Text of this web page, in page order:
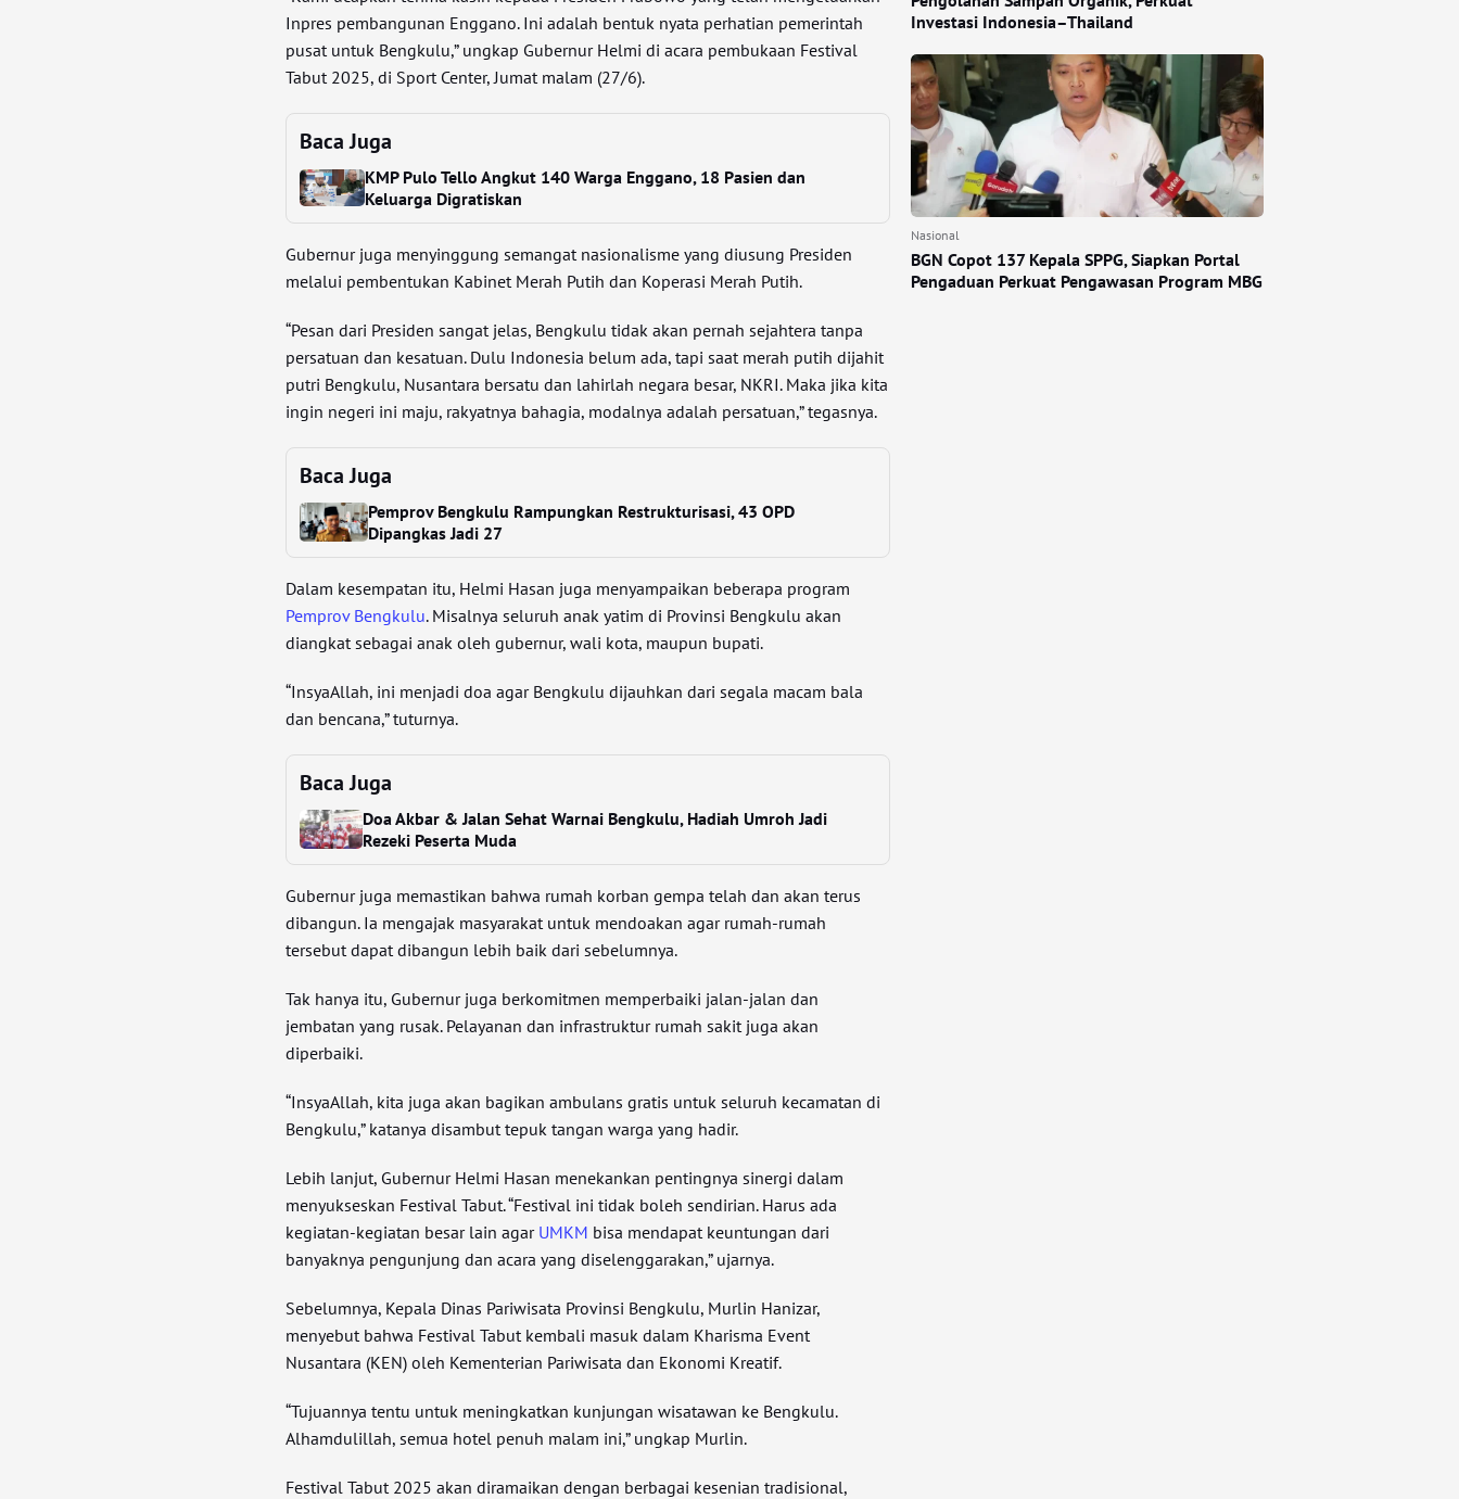
Inpres pembangunan Enggano. Ini adalah bentuk nyata perhatian pemerintah
pusat untuk Bengkulu,” ungkap Gubernur Helmi di acara pembukaan Festival
Tabut 2025, di Sport Center, Jumat malam (27/6).
Baca Juga
KMP Pulo Tello Angkut 140 Warga Enggano, 18 Pasien dan
Keluarga Digratiskan
Gubernur juga menyinggung semangat nasionalisme yang diusung Presiden
melalui pembentukan Kabinet Merah Putih dan Koperasi Merah Putih.
“Pesan dari Presiden sangat jelas, Bengkulu tidak akan pernah sejahtera tanpa
persatuan dan kesatuan. Dulu Indonesia belum ada, tapi saat merah putih dijahit
putri Bengkulu, Nusantara bersatu dan lahirlah negara besar, NKRI. Maka jika kita
ingin negeri ini maju, rakyatnya bahagia, modalnya adalah persatuan,” tegasnya.
Baca Juga
Pemprov Bengkulu Rampungkan Restrukturisasi, 43 OPD
Dipangkas Jadi 27
Dalam kesempatan itu, Helmi Hasan juga menyampaikan beberapa program
Pemprov Bengkulu. Misalnya seluruh anak yatim di Provinsi Bengkulu akan
diangkat sebagai anak oleh gubernur, wali kota, maupun bupati.
“InsyaAllah, ini menjadi doa agar Bengkulu dijauhkan dari segala macam bala
dan bencana,” tuturnya.
Baca Juga
Doa Akbar & Jalan Sehat Warnai Bengkulu, Hadiah Umroh Jadi
Rezeki Peserta Muda
Gubernur juga memastikan bahwa rumah korban gempa telah dan akan terus
dibangun. Ia mengajak masyarakat untuk mendoakan agar rumah-rumah
tersebut dapat dibangun lebih baik dari sebelumnya.
Tak hanya itu, Gubernur juga berkomitmen memperbaiki jalan-jalan dan
jembatan yang rusak. Pelayanan dan infrastruktur rumah sakit juga akan
diperbaiki.
“InsyaAllah, kita juga akan bagikan ambulans gratis untuk seluruh kecamatan di
Bengkulu,” katanya disambut tepuk tangan warga yang hadir.
Lebih lanjut, Gubernur Helmi Hasan menekankan pentingnya sinergi dalam
menyukseskan Festival Tabut. “Festival ini tidak boleh sendirian. Harus ada
kegiatan-kegiatan besar lain agar UMKM bisa mendapat keuntungan dari
banyaknya pengunjung dan acara yang diselenggarakan,” ujarnya.
Sebelumnya, Kepala Dinas Pariwisata Provinsi Bengkulu, Murlin Hanizar,
menyebut bahwa Festival Tabut kembali masuk dalam Kharisma Event
Nusantara (KEN) oleh Kementerian Pariwisata dan Ekonomi Kreatif.
“Tujuannya tentu untuk meningkatkan kunjungan wisatawan ke Bengkulu.
Alhamdulillah, semua hotel penuh malam ini,” ungkap Murlin.
Festival Tabut 2025 akan diramaikan dengan berbagai kesenian tradisional,
Investasi Indonesia–Thailand
Nasional
BGN Copot 137 Kepala SPPG, Siapkan Portal
Pengaduan Perkuat Pengawasan Program MBG